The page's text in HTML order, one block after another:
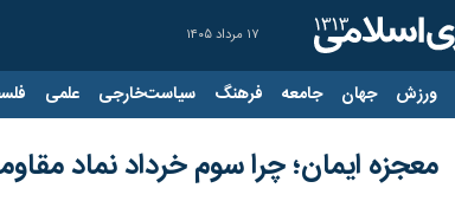
۱۷ مرداد ۱۴۰۵
ورزش جهان جامعه فرهنگ سیاست‌خارجی علمی
معجزه ایمان؛ چرا سوم خرداد نماد